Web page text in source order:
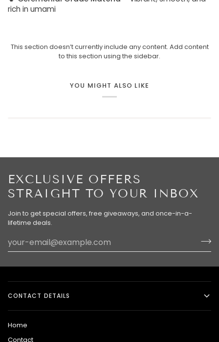
rich in umami
This section doesn’t currently include any content. Add content
to this section using the sidebar.
YOU MIGHT ALSO LIKE
EXCLUSIVE OFFERS
STRAIGHT TO YOUR INBOX
Join to get special offers, free giveaways, and once-in-a-
lifetime deals.
CONTACT DETAILS
Home
Contact